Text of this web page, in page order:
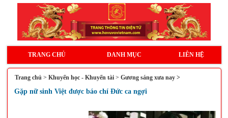
TRANG CHỦ DANH MỤC LIÊN HỆ
Trang chủ > Khuyến học - Khuyến tài> Gương sáng xưa nay >
Gặp nữ sinh Việt được báo chí Đức ca ngợi